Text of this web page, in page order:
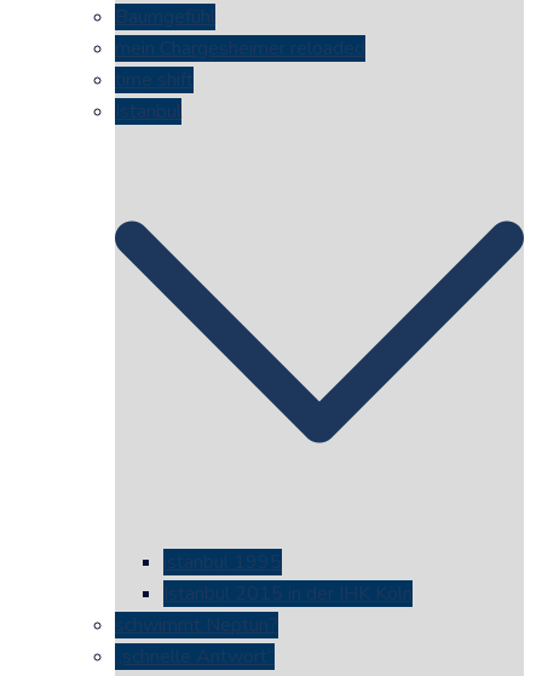
Baumgefühl
mein Chargesheimer reloaded
time shift
Istanbul
istanbul 1995
Istanbul 2015 in der IHK Köln
schwimmt Neptun?
„schnelle Antwort“